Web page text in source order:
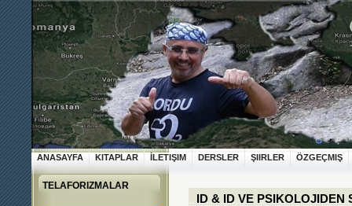
ANASAYFA KITAPLAR İLETIŞIM DERSLER ŞIIRLER ÖZGEÇMIŞ
TELAFORIZMALAR
ID & ID VE PSIKOLOJIDEN